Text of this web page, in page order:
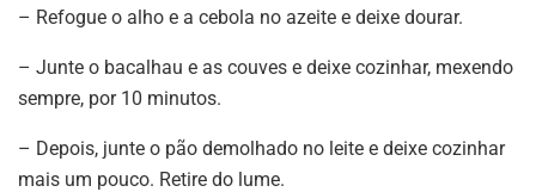
– Refogue o alho e a cebola no azeite e deixe dourar.
– Junte o bacalhau e as couves e deixe cozinhar, mexendo
sempre, por 10 minutos.
– Depois, junte o pão demolhado no leite e deixe cozinhar
mais um pouco. Retire do lume.